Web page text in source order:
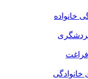
خانواده
گردشگری